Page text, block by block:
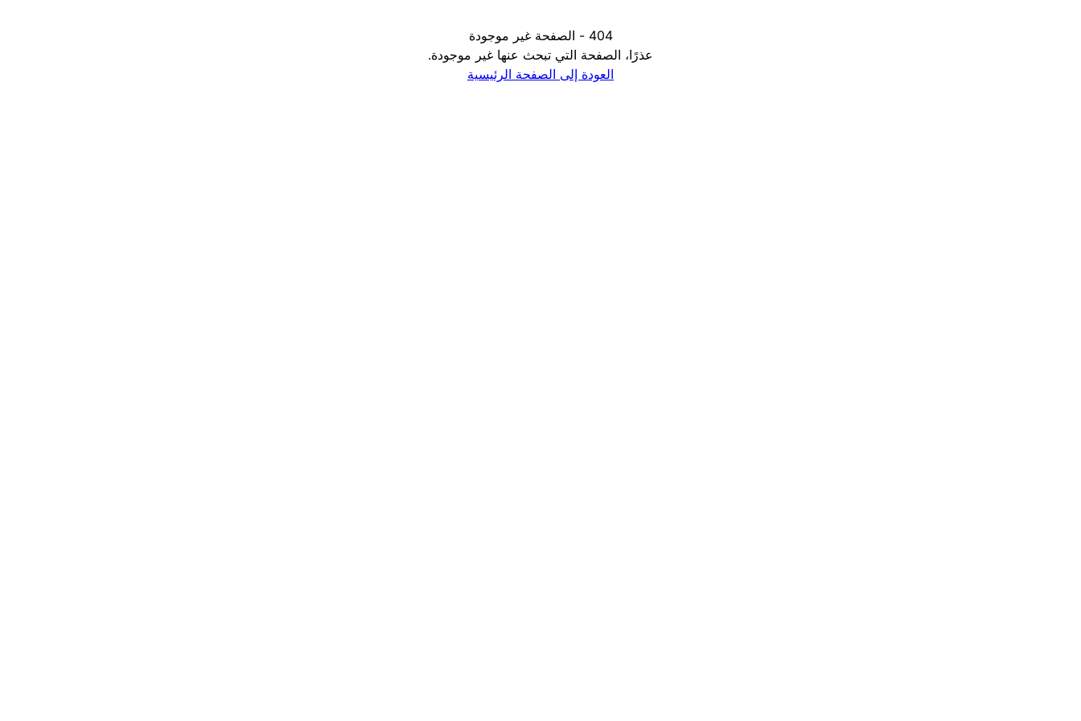
404 - الصفحة غير موجودة
عذرًا، الصفحة التي تبحث عنها غير موجودة.
العودة إلى الصفحة الرئيسية